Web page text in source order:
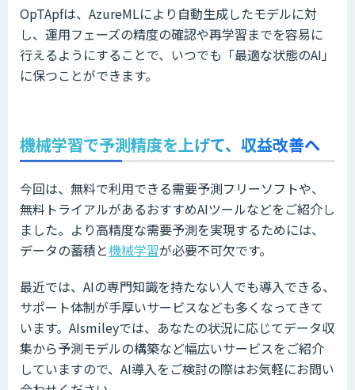
OpTApfは、AzureMLにより自動生成したモデルに対
し、運用フェーズの精度の確認や再学習までを容易に
行えるようにすることで、いつでも「最適な状態のAI」
に保つことができます。
機械学習で予測精度を上げて、収益改善へ
今回は、無料で利用できる需要予測フリーソフトや、
無料トライアルがあるおすすめAIツールなどをご紹介し
ました。より高精度な需要予測を実現するためには、
データの蓄積と機械学習が必要不可欠です。
最近では、AIの専門知識を持たない人でも導入できる、
サポート体制が手厚いサービスなども多くなってきて
います。AIsmileyでは、あなたの状況に応じてデータ収
集から予測モデルの構築など幅広いサービスをご紹介
していますので、AI導入をご検討の際はお気軽にお問い